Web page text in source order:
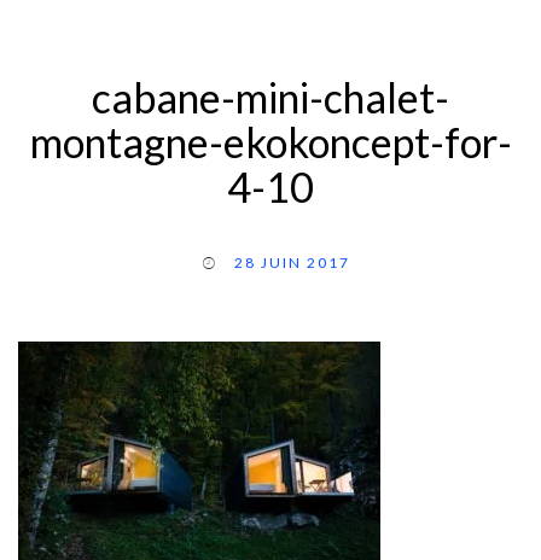
cabane-mini-chalet-
montagne-ekokoncept-for-
4-10
28 JUIN 2017